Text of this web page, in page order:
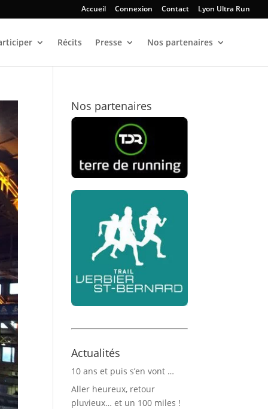
Accueil Connexion Contact Lyon Ultra Run
Récits Presse Nos partenaires
Nos partenaires
Actualités
10 ans et puis s’en vont …
Aller heureux, retour
pluvieux… et un 100 miles !